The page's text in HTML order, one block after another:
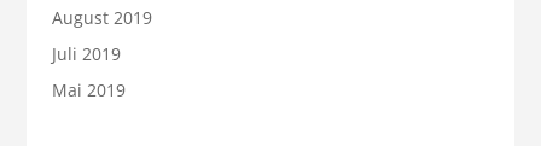
August 2019
Juli 2019
Mai 2019